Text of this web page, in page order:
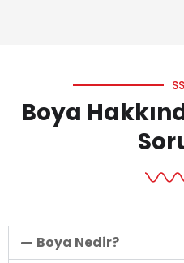
Boya
Boya Nedir?